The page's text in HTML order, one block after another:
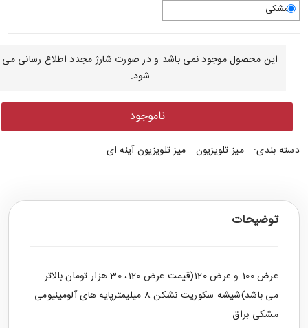
مشکی
این محصول موجود نمی باشد و در صورت شارژ مجدد اطلاع رسانی می
شود.
ناموجود
دسته بندی: میز تلویزیون میز تلویزیون آینه ای
توضیحات
عرض 100 و عرض 120(قیمت عرض 120، 30 هزار تومان بالاتر
می باشد)شیشه سکوریت نشکن 8 میلیمترپایه های آلومینیومی
مشکی براق